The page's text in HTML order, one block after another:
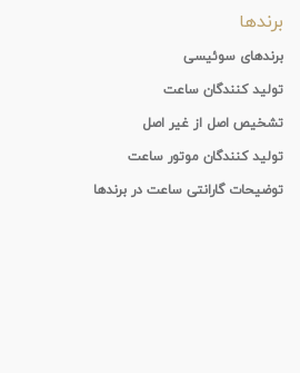
برندها
برندهای سوئیسی
تولید کنندگان ساعت
تشخیص اصل از غیر اصل
تولید کنندگان موتور ساعت
توضیحات گارانتی ساعت در برندها